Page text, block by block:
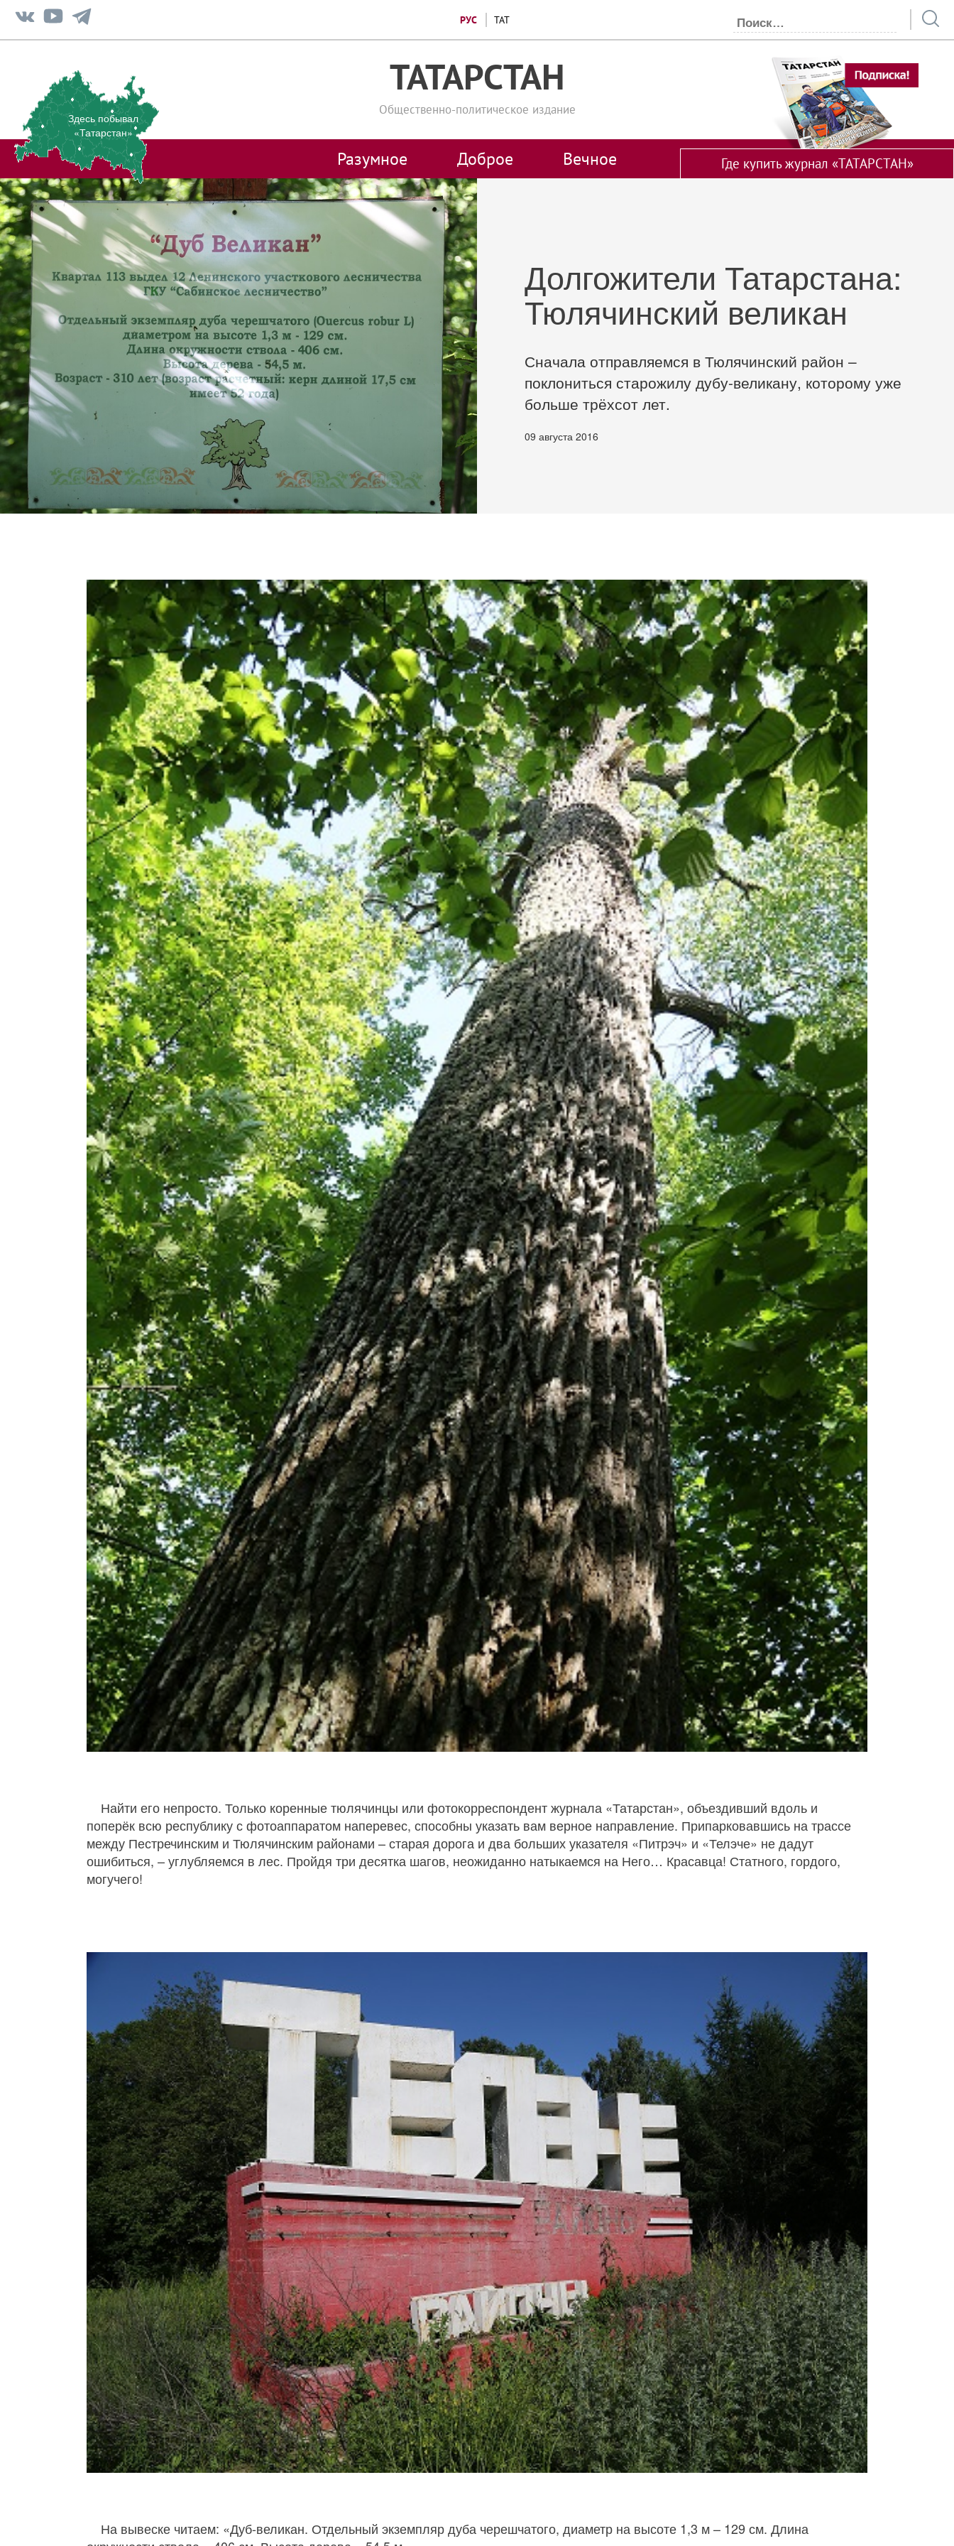
РУС ТАТ
ТАТАРСТАН
Общественно-политическое издание
Здесь побывал
«Татарстан»
Разумное Доброе Вечное Где купить журнал «ТАТАРСТАН»
Долгожители Татарстана:
Тюлячинский великан
Сначала отправляемся в Тюлячинский район –
поклониться старожилу дубу-великану, которому уже
больше трёхсот лет.
09 августа 2016
Найти его непросто. Только коренные тюлячинцы или фотокорреспондент журнала «Татарстан», объездивший вдоль и
поперёк всю республику с фотоаппаратом наперевес, способны указать вам верное направление. Припарковавшись на трассе
между Пестречинским и Тюлячинским районами – старая дорога и два больших указателя «Питрэч» и «Телэче» не дадут
ошибиться, – углубляемся в лес. Пройдя три десятка шагов, неожиданно натыкаемся на Него… Красавца! Статного, гордого,
могучего!
На вывеске читаем: «Дуб-великан. Отдельный экземпляр дуба черешчатого, диаметр на высоте 1,3 м – 129 см. Длина